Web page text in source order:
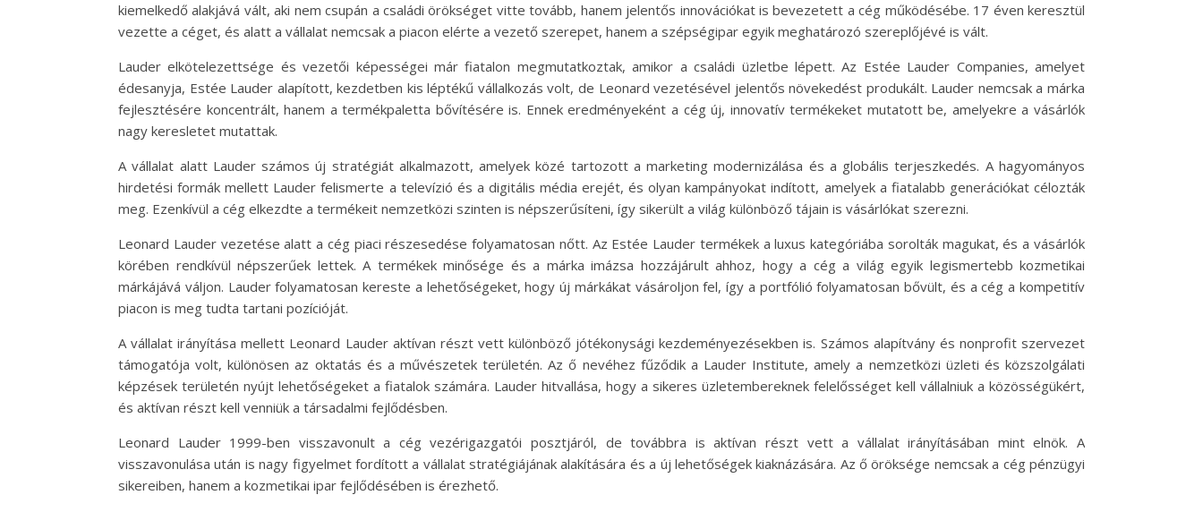
kiemelkedő alakjává vált, aki nem csupán a családi örökséget vitte tovább, hanem jelentős innovációkat is bevezetett a cég működésébe. 17 éven keresztül
vezette a céget, és alatt a vállalat nemcsak a piacon elérte a vezető szerepet, hanem a szépségipar egyik meghatározó szereplőjévé is vált.
Lauder elkötelezettsége és vezetői képességei már fiatalon megmutatkoztak, amikor a családi üzletbe lépett. Az Estée Lauder Companies, amelyet
édesanyja, Estée Lauder alapított, kezdetben kis léptékű vállalkozás volt, de Leonard vezetésével jelentős növekedést produkált. Lauder nemcsak a márka
fejlesztésére koncentrált, hanem a termékpaletta bővítésére is. Ennek eredményeként a cég új, innovatív termékeket mutatott be, amelyekre a vásárlók
nagy keresletet mutattak.
A vállalat alatt Lauder számos új stratégiát alkalmazott, amelyek közé tartozott a marketing modernizálása és a globális terjeszkedés. A hagyományos
hirdetési formák mellett Lauder felismerte a televízió és a digitális média erejét, és olyan kampányokat indított, amelyek a fiatalabb generációkat célozták
meg. Ezenkívül a cég elkezdte a termékeit nemzetközi szinten is népszerűsíteni, így sikerült a világ különböző tájain is vásárlókat szerezni.
Leonard Lauder vezetése alatt a cég piaci részesedése folyamatosan nőtt. Az Estée Lauder termékek a luxus kategóriába sorolták magukat, és a vásárlók
körében rendkívül népszerűek lettek. A termékek minősége és a márka imázsa hozzájárult ahhoz, hogy a cég a világ egyik legismertebb kozmetikai
márkájává váljon. Lauder folyamatosan kereste a lehetőségeket, hogy új márkákat vásároljon fel, így a portfólió folyamatosan bővült, és a cég a kompetitív
piacon is meg tudta tartani pozícióját.
A vállalat irányítása mellett Leonard Lauder aktívan részt vett különböző jótékonysági kezdeményezésekben is. Számos alapítvány és nonprofit szervezet
támogatója volt, különösen az oktatás és a művészetek területén. Az ő nevéhez fűződik a Lauder Institute, amely a nemzetközi üzleti és közszolgálati
képzések területén nyújt lehetőségeket a fiatalok számára. Lauder hitvallása, hogy a sikeres üzletembereknek felelősséget kell vállalniuk a közösségükért,
és aktívan részt kell venniük a társadalmi fejlődésben.
Leonard Lauder 1999-ben visszavonult a cég vezérigazgatói posztjáról, de továbbra is aktívan részt vett a vállalat irányításában mint elnök. A
visszavonulása után is nagy figyelmet fordított a vállalat stratégiájának alakítására és a új lehetőségek kiaknázására. Az ő öröksége nemcsak a cég pénzügyi
sikereiben, hanem a kozmetikai ipar fejlődésében is érezhető.